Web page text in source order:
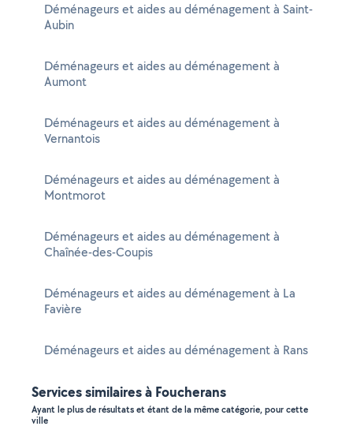
Déménageurs et aides au déménagement à Saint-
Aubin
Déménageurs et aides au déménagement à
Aumont
Déménageurs et aides au déménagement à
Vernantois
Déménageurs et aides au déménagement à
Montmorot
Déménageurs et aides au déménagement à
Chaînée-des-Coupis
Déménageurs et aides au déménagement à La
Favière
Déménageurs et aides au déménagement à Rans
Services similaires à Foucherans
Ayant le plus de résultats et étant de la même catégorie, pour cette
ville